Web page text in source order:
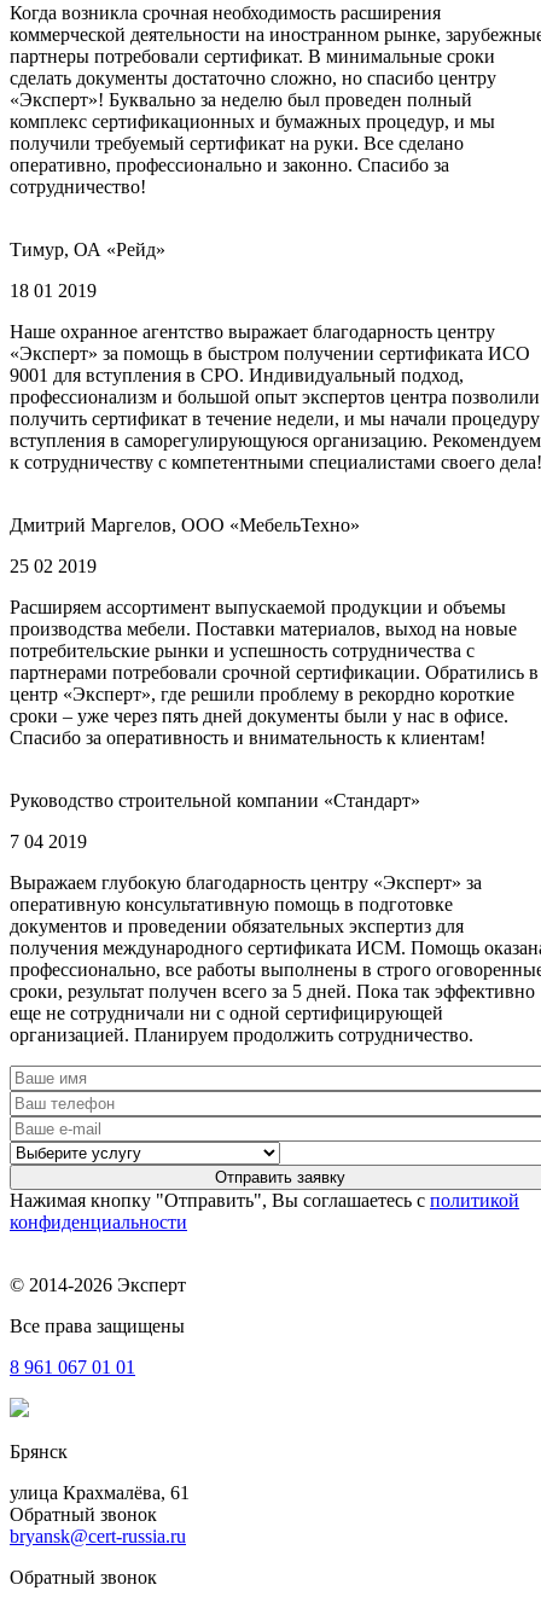
Когда возникла срочная необходимость расширения
коммерческой деятельности на иностранном рынке,
партнеры потребовали сертификат. В минимальные сроки
сделать документы достаточно сложно, но спасибо центру
«Эксперт»! Буквально за неделю был проведен полный
комплекс сертификационных и бумажных процедур, и мы
получили требуемый сертификат на руки. Все сделано
оперативно, профессионально и законно. Спасибо за
сотрудничество!
Тимур, ОА «Рейд»
18 01 2019
Наше охранное агентство выражает благодарность центру
«Эксперт» за помощь в быстром получении сертификата ИСО
9001 для вступления в СРО. Индивидуальный подход,
профессионализм и большой опыт экспертов центра позволили
получить сертификат в течение недели, и мы начали процедуру
вступления в саморегулирующуюся организацию. Рекомендуем
к сотрудничеству с компетентными специалистами своего дела!
Дмитрий Маргелов, ООО «МебельТехно»
25 02 2019
Расширяем ассортимент выпускаемой продукции и объемы
производства мебели. Поставки материалов, выход на новые
потребительские рынки и успешность сотрудничества с
партнерами потребовали срочной сертификации. Обратились в
центр «Эксперт», где решили проблему в рекордно короткие
сроки – уже через пять дней документы были у нас в офисе.
Спасибо за оперативность и внимательность к клиентам!
Руководство строительной компании «Стандарт»
7 04 2019
Выражаем глубокую благодарность центру «Эксперт» за
оперативную консультативную помощь в подготовке
документов и проведении обязательных экспертиз для
получения международного сертификата ИСМ. Помощь
профессионально, все работы выполнены в строго
сроки, результат получен всего за 5 дней. Пока так эффективно
еще не сотрудничали ни с одной сертифицирующей
организацией. Планируем продолжить сотрудничество.
Нажимая кнопку "Отправить", Вы соглашаетесь с политикой
конфиденциальности
© 2014-2026 Эксперт
Все права защищены
8 961 067 01 01
Брянск
улица Крахмалёва, 61
Обратный звонок
bryansk@cert-russia.ru
Обратный звонок